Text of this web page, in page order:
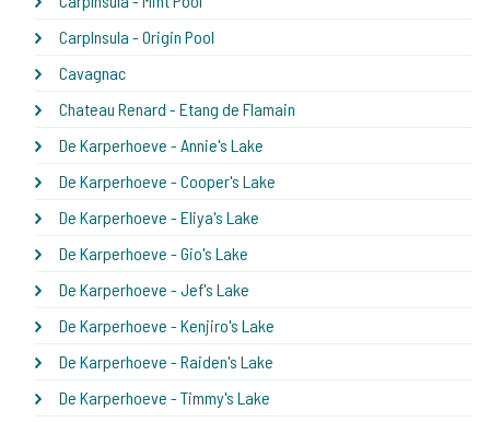
CarpInsula - Origin Pool
Cavagnac
Chateau Renard - Etang de Flamain
De Karperhoeve - Annie's Lake
De Karperhoeve - Cooper's Lake
De Karperhoeve - Eliya's Lake
De Karperhoeve - Gio's Lake
De Karperhoeve - Jef's Lake
De Karperhoeve - Kenjiro's Lake
De Karperhoeve - Raiden's Lake
De Karperhoeve - Timmy's Lake